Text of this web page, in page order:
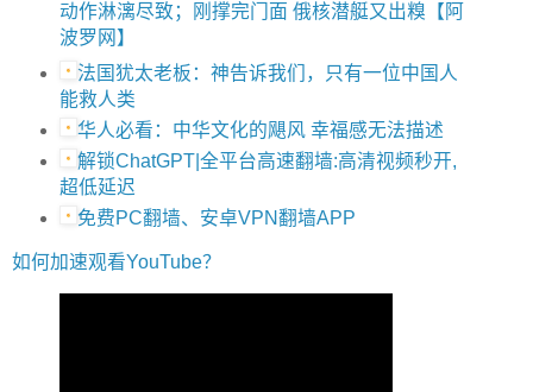
动作淋漓尽致；刚撑完门面 俄核潜艇又出糗【阿
波罗网】
法国犹太老板：神告诉我们，只有一位中国人
能救人类
华人必看：中华文化的飓风 幸福感无法描述
解锁ChatGPT|全平台高速翻墙:高清视频秒开,
超低延迟
免费PC翻墙、安卓VPN翻墙APP
如何加速观看YouTube？